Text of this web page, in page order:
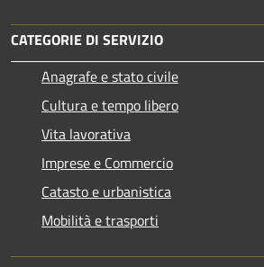
CATEGORIE DI SERVIZIO
Anagrafe e stato civile
Cultura e tempo libero
Vita lavorativa
Imprese e Commercio
Catasto e urbanistica
Mobilità e trasporti